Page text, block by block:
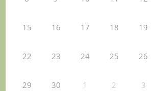
15 16 17 18 19
22 23 24 25 26
29 30 1 2 3